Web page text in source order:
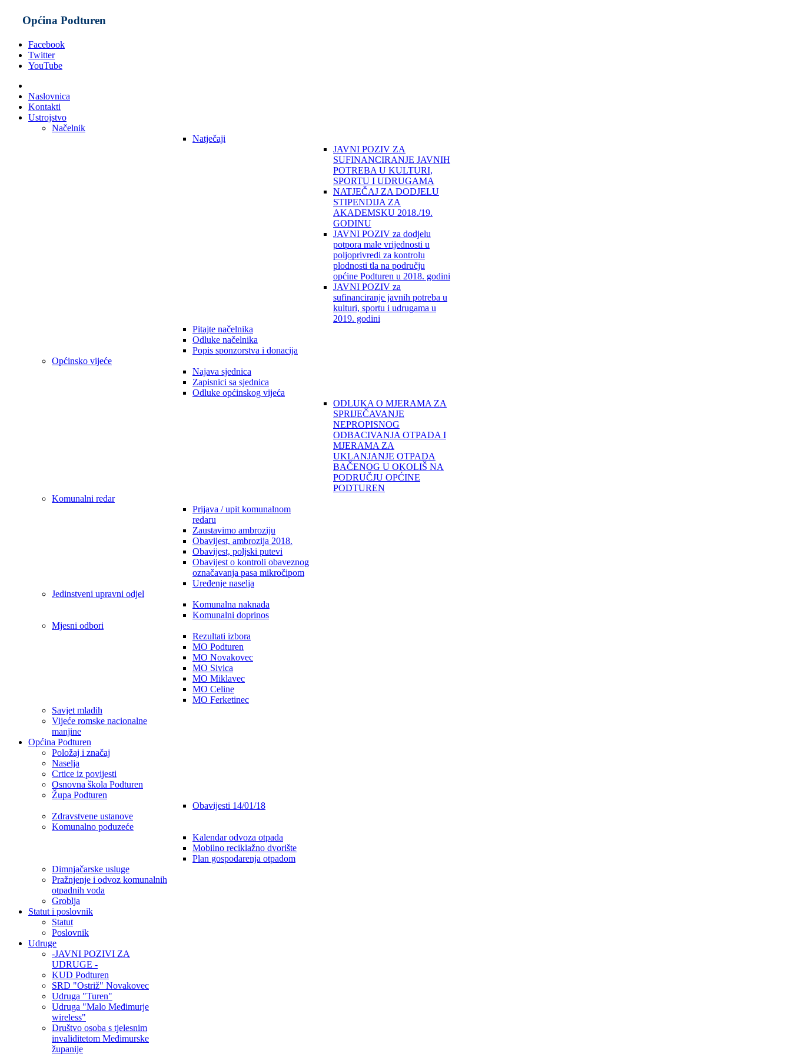
Općina Podturen
Facebook
Twitter
YouTube
Naslovnica
Kontakti
Ustrojstvo
Načelnik
Natječaji
JAVNI POZIV ZA
SUFINANCIRANJE JAVNIH
POTREBA U KULTURI,
SPORTU I UDRUGAMA
NATJEČAJ ZA DODJELU
STIPENDIJA ZA
AKADEMSKU 2018./19.
GODINU
JAVNI POZIV za dodjelu
potpora male vrijednosti u
poljoprivredi za kontrolu
plodnosti tla na području
općine Podturen u 2018. godini
JAVNI POZIV za
sufinanciranje javnih potreba u
kulturi, sportu i udrugama u
2019. godini
Pitajte načelnika
Odluke načelnika
Popis sponzorstva i donacija
Općinsko vijeće
Najava sjednica
Zapisnici sa sjednica
Odluke općinskog vijeća
ODLUKA O MJERAMA ZA
SPRIJEČAVANJE
NEPROPISNOG
ODBACIVANJA OTPADA I
MJERAMA ZA
UKLANJANJE OTPADA
BAČENOG U OKOLIŠ NA
PODRUČJU OPĆINE
PODTUREN
Komunalni redar
Prijava / upit komunalnom
redaru
Zaustavimo ambroziju
Obavijest, ambrozija 2018.
Obavijest, poljski putevi
Obavijest o kontroli obaveznog
označavanja pasa mikročipom
Uređenje naselja
Jedinstveni upravni odjel
Komunalna naknada
Komunalni doprinos
Mjesni odbori
Rezultati izbora
MO Podturen
MO Novakovec
MO Sivica
MO Miklavec
MO Celine
MO Ferketinec
Savjet mladih
Vijeće romske nacionalne
manjine
Općina Podturen
Položaj i značaj
Naselja
Crtice iz povijesti
Osnovna škola Podturen
Župa Podturen
Obavijesti 14/01/18
Zdravstvene ustanove
Komunalno poduzeće
Kalendar odvoza otpada
Mobilno reciklažno dvorište
Plan gospodarenja otpadom
Dimnjačarske usluge
Pražnjenje i odvoz komunalnih
otpadnih voda
Groblja
Statut i poslovnik
Statut
Poslovnik
Udruge
-JAVNI POZIVI ZA
UDRUGE -
KUD Podturen
SRD "Ostriž" Novakovec
Udruga "Turen"
Udruga "Malo Međimurje
wireless"
Društvo osoba s tjelesnim
invaliditetom Međimurske
županije